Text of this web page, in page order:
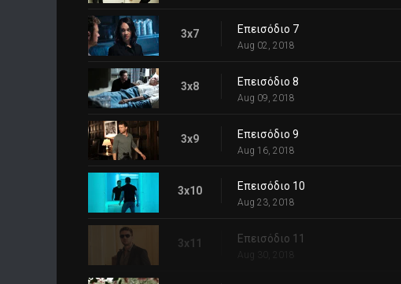
3x7 Επεισόδιο 7
Aug 02, 2018
3x8 Επεισόδιο 8
Aug 09, 2018
3x9 Επεισόδιο 9
Aug 16, 2018
3x10 Επεισόδιο 10
Aug 23, 2018
3x11 Επεισόδιο 11
Aug 30, 2018